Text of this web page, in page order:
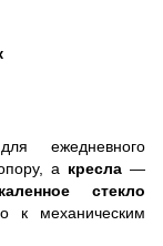
ежедневного
а кресла —
стекло
к механическим